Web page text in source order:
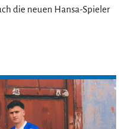
die neuen Hansa-Spieler